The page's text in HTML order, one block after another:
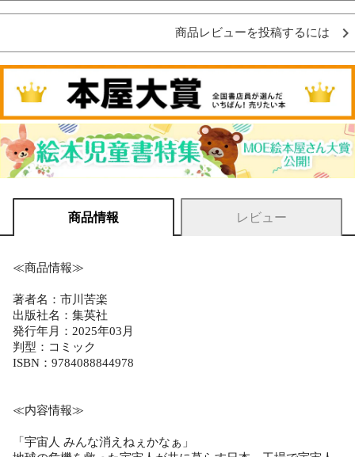
商品レビューを投稿するには
商品情報 レビュー
≪商品情報≫
著者名：市川苦楽
出版社名：集英社
発行年月：2025年03月
判型：コミック
ISBN：9784088844978
≪内容情報≫
「宇宙人 みんな消えねぇかなぁ」